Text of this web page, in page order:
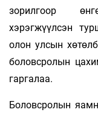
зорилгоор
хэрэгжүүлсэн
олон улсын
боловсролын
гаргалаа.
Боловсролын